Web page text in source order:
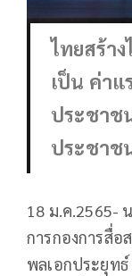
ไทยสร้า
เป็น ค่าแ
ประชาช
ประชาช
18 ม.ค.2565-
การกองการสื่อ
พลเอกประยุท